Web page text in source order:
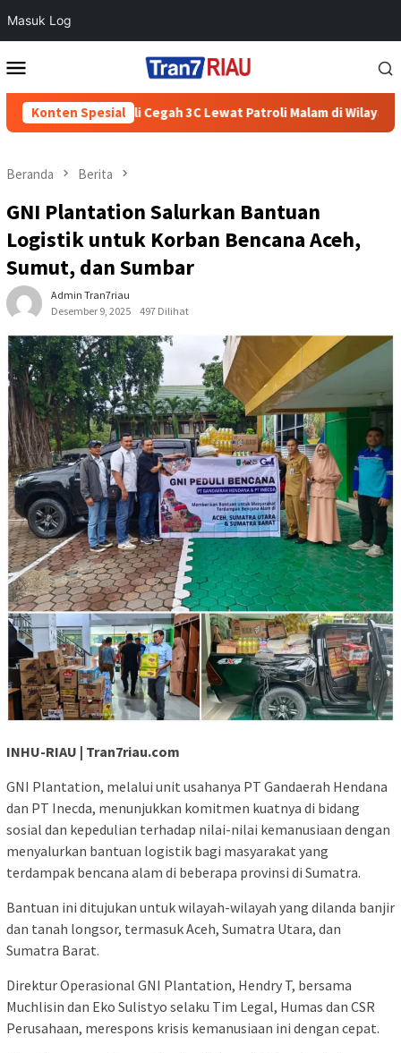
Masuk Log
ke
Mobile
Konten Spesial
Boyolali Cegah 3C Lewat Patroli Malam di Wilayah Teras
Beranda Berita
GNI Plantation Salurkan Bantuan
Logistik untuk Korban Bencana Aceh,
Sumut, dan Sumbar
Admin Tran7riau
Desember 9, 2025
497 Dilihat
INHU-RIAU | Tran7riau.com
GNI Plantation, melalui unit usahanya PT Gandaerah Hendana
dan PT Inecda, menunjukkan komitmen kuatnya di bidang
sosial dan kepedulian terhadap nilai-nilai kemanusiaan dengan
menyalurkan bantuan logistik bagi masyarakat yang
terdampak bencana alam di beberapa provinsi di Sumatra.
Bantuan ini ditujukan untuk wilayah-wilayah yang dilanda banjir
dan tanah longsor, termasuk Aceh, Sumatra Utara, dan
Sumatra Barat.
Direktur Operasional GNI Plantation, Hendry T, bersama
Muchlisin dan Eko Sulistyo selaku Tim Legal, Humas dan CSR
Perusahaan, merespons krisis kemanusiaan ini dengan cepat.